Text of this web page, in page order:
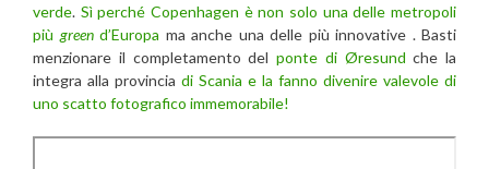
verde. Sì perché Copenhagen è non solo una delle metropoli
più greend’Europa ma anche una delle più innovative . Basti
menzionare il completamento del ponte di Øresund che la
integra alla provincia di Scania e la fanno divenire valevole di
uno scatto fotografico immemorabile!